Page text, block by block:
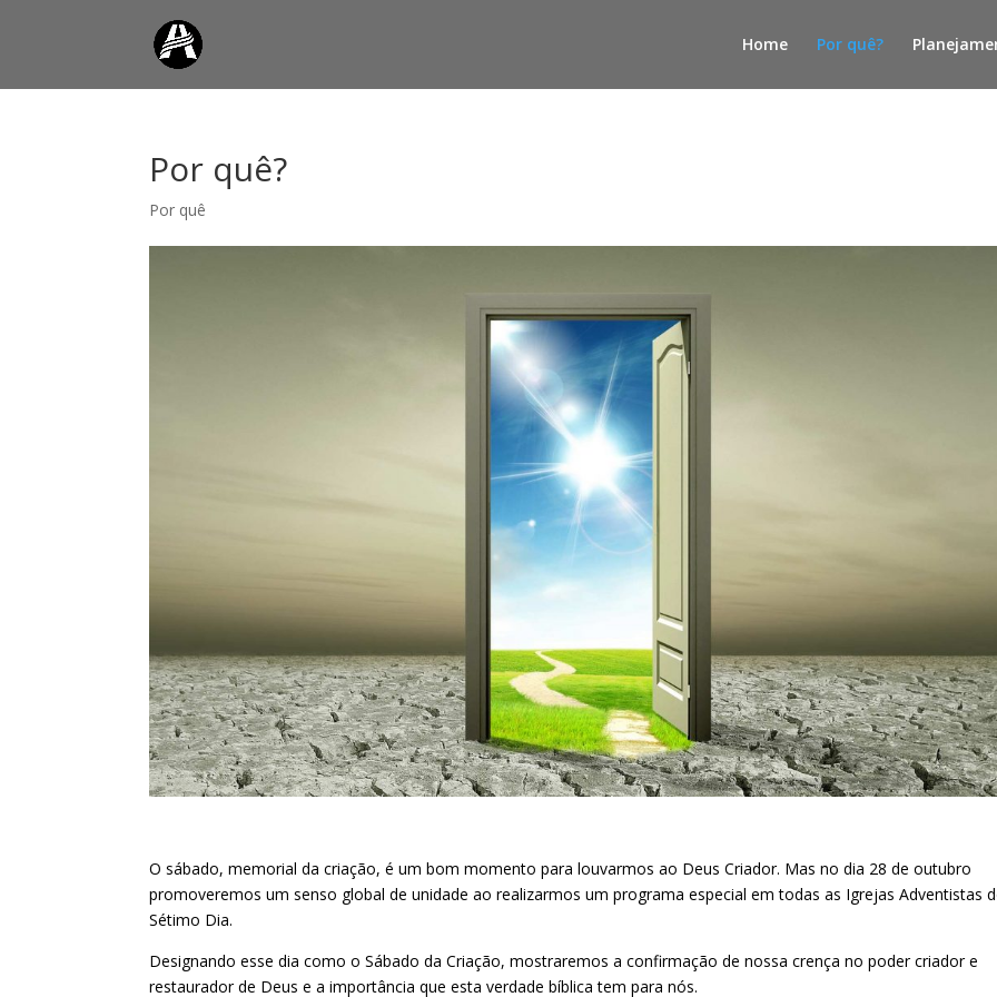
Home Por quê?
Por quê?
Por quê
O sábado, memorial da criação, é um bom momento para louvarmos ao Deus Criador. Mas no dia 28 de outubro
promoveremos um senso global de unidade ao realizarmos um programa especial em todas as Igrejas Adventistas
Sétimo Dia.
Designando esse dia como o Sábado da Criação, mostraremos a confirmação de nossa crença no poder criador e
restaurador de Deus e a importância que esta verdade bíblica tem para nós.